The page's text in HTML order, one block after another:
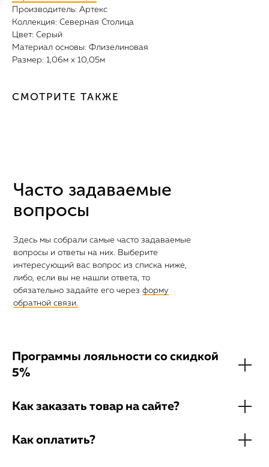
Производитель: Артекс
Коллекция: Северная Столица
Цвет: Серый
Материал основы: Флизелиновая
Размер: 1,06м х 10,05м
СМОТРИТЕ ТАКЖЕ
Часто задаваемые
вопросы
Здесь мы собрали самые часто задаваемые
вопросы и ответы на них. Выберите
интересующий вас вопрос из списка ниже,
либо, если вы не нашли ответа, то
обязательно задайте его черезформу
обратной связи.
Программы лояльности со скидкой
5%
Как заказать товар на сайте?
Как оплатить?